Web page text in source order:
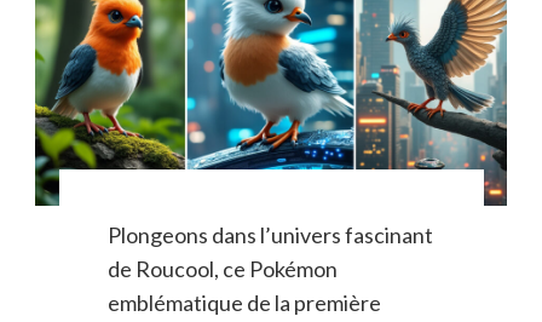
Plongeons dans l’univers fascinant
de Roucool, ce Pokémon
emblématique de la première